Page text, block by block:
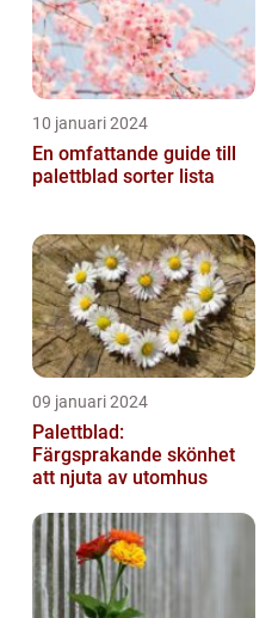
10 januari 2024
En omfattande guide till
palettblad sorter lista
09 januari 2024
Palettblad:
Färgsprakande skönhet
att njuta av utomhus